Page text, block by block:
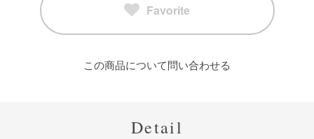
Favorite
この商品について問い合わせる
Detail